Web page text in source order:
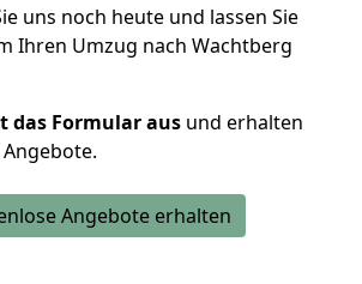
uns noch heute und lassen Sie
Ihren Umzug nach Wachtberg
das Formular aus und erhalten
Angebote erhalten